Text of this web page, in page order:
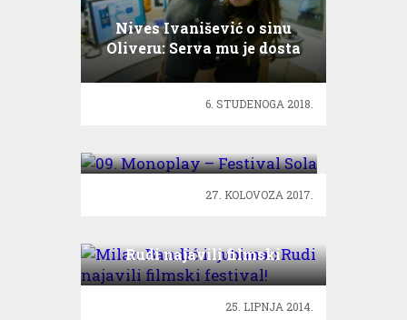
Nives Ivanišević o sinu
Oliveru: Serva mu je dosta
dobra na tatu, malo ga
forhend zeza…
6. STUDENOGA 2018.
27. KOLOVOZA 2017.
Rudi najavili filmski
festival!
25. LIPNJA 2014.